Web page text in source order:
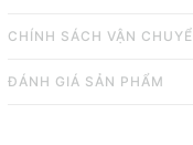
CHÍNH SÁCH VẬN
ĐÁNH GIÁ SẢN PHẨM